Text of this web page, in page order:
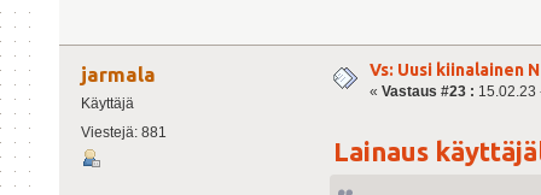
jarmala
Käyttäjä
Viestejä: 881
Vs: Uusi kiinalainen
« Vastaus #23 : 15.02.23
Lainaus